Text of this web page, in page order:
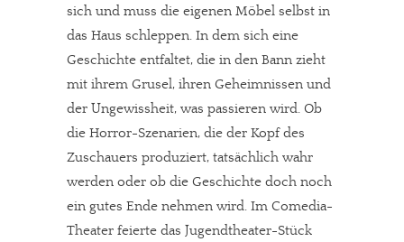
sich und muss die eigenen Möbel selbst in
das Haus schleppen. In dem sich eine
Geschichte entfaltet, die in den Bann zieht
mit ihrem Grusel, ihren Geheimnissen und
der Ungewissheit, was passieren wird. Ob
die Horror-Szenarien, die der Kopf des
Zuschauers produziert, tatsächlich wahr
werden oder ob die Geschichte doch noch
ein gutes Ende nehmen wird. Im Comedia-
Theater feierte das Jugendtheater-Stück